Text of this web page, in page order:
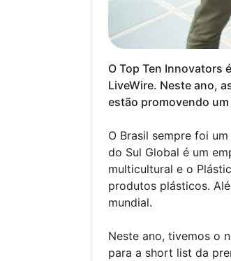
O Top Ten Innovators
LiveWire. Neste ano,
estão promovendo
O Brasil sempre foi
do Sul Global é um
multicultural e o
produtos plásticos.
mundial.
Neste ano, tivemos o
para a short list da